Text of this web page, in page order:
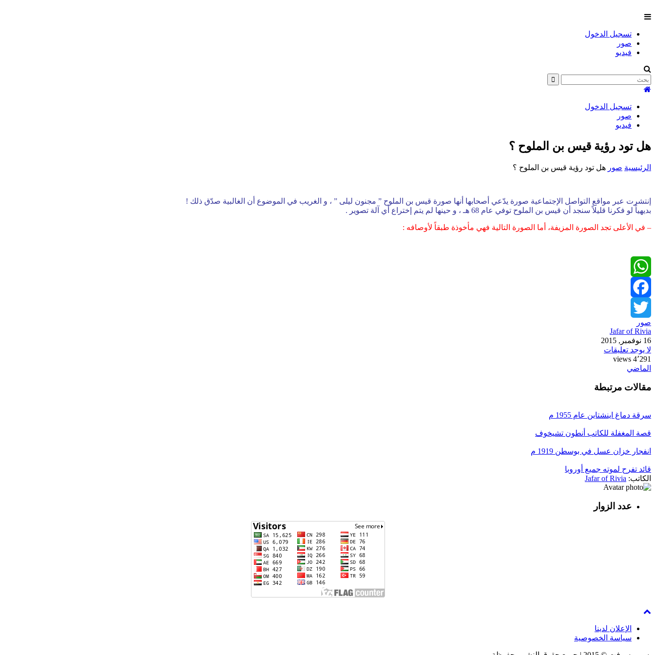
تسجيل الدخول
صور
فيديو
تسجيل الدخول
صور
فيديو
هل تود رؤية قيس بن الملوح ؟
الرئيسية صور هل تود رؤية قيس بن الملوح ؟
إنتشرت عبر مواقع التواصل الإجتماعية صورة يدّعي أصحابها أنها صورة قيس بن الملوح ” مجنون ليلى ” ، و الغريب في الموضوع أن الغالبية صدّق ذلك !
بديهياً لو فكرنا قليلاً سنجد أن قيس بن الملوح توفي عام 68 هـ ، و حينها لم يتم إختراع أي آلة تصوير .
– في الأعلى تجد الصورة المزيفة، أما الصورة التالية فهي مأخوذة طبقاً لأوصافه :
WhatsApp
Facebook
Twitter
صور
Jafar of Rivia
16 نوفمبر, 2015
لا يوجد تعليقات
4٬291 views
الماضي
مقالات مرتبطة
سرقة دماغ اينشتاين عام 1955 م
قصة المغفلة للكاتب أنطون تشيخوف
انفجار خزان عسل في بوسطن 1919 م
قائد تفرح لموته جميع أوروبا
الكاتب: Jafar of Rivia
عدد الزوار
الإعلان لدينا
سياسة الخصوصية